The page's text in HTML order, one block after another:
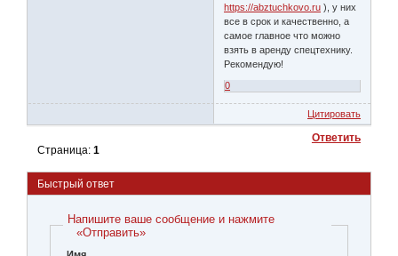
https://abztuchkovo.ru ), у них
все в срок и качественно, а
самое главное что можно
взять в аренду спецтехнику.
Рекомендую!
0
Цитировать
Ответить
Страница:1
Быстрый ответ
Напишите ваше сообщение и нажмите
«Отправить»